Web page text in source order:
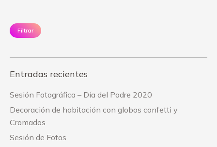
Filtrar
Entradas recientes
Sesión Fotográfica – Día del Padre 2020
Decoración de habitación con globos confetti y
Cromados
Sesión de Fotos